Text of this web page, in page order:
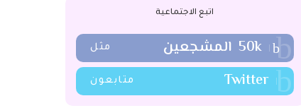
اتبع الاجتماعية
50k المشجعين مثل
Twitter متابعون